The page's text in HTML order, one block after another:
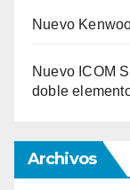
Nuevo
Nuevo ICOM
doble
Archivos